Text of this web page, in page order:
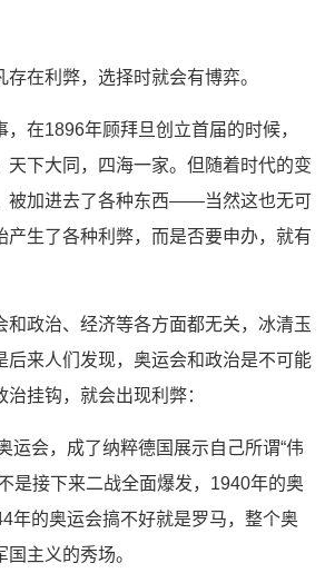
存在利弊，选择时就会有博弈。
，在1896年顾拜旦创立首届的时候，
天下大同，四海一家。但随着时代的变
被加进去了各种东西——当然这也无可
生了各种利弊，而是否要申办，就有
和政治、经济等各方面都无关，冰清玉
后来人们发现，奥运会和政治是不可能
挂钩，就会出现利弊：
运会，成了纳粹德国展示自己所谓“伟
是接下来二战全面爆发，1940年的奥
年的奥运会搞不好就是罗马，整个奥
主义的秀场。